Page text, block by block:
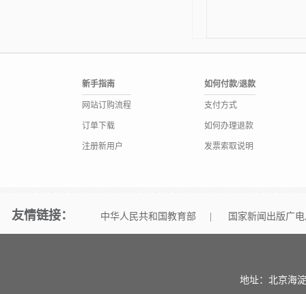
新手指南
网站订购流程
订单下载
注册新用户
如何付款/退款
支付方式
如何办理退款
发票索取说明
友情链接： 中华人民共和国教育部 国家新闻出版广
地址：北京海